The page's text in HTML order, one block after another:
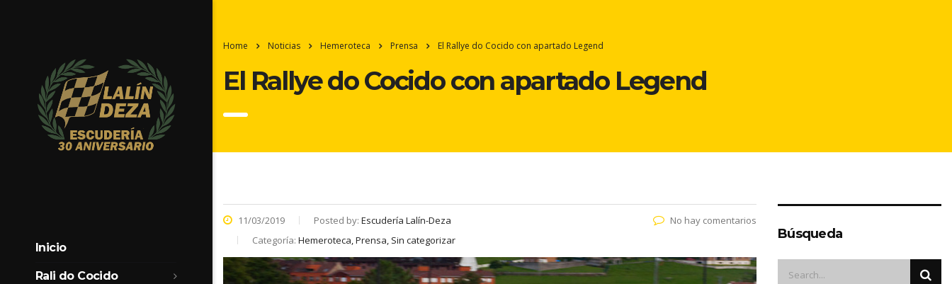
Inicio
Rali do Cocido
Home Noticias Hemeroteca Prensa El Rallye do Cocido con apartado Legend
El Rallye do Cocido con apartado Legend
11/03/2019 Posted by: Escudería Lalín-Deza
Categoría: Hemeroteca, Prensa, Sin categorizar
No hay comentarios
Búsqueda